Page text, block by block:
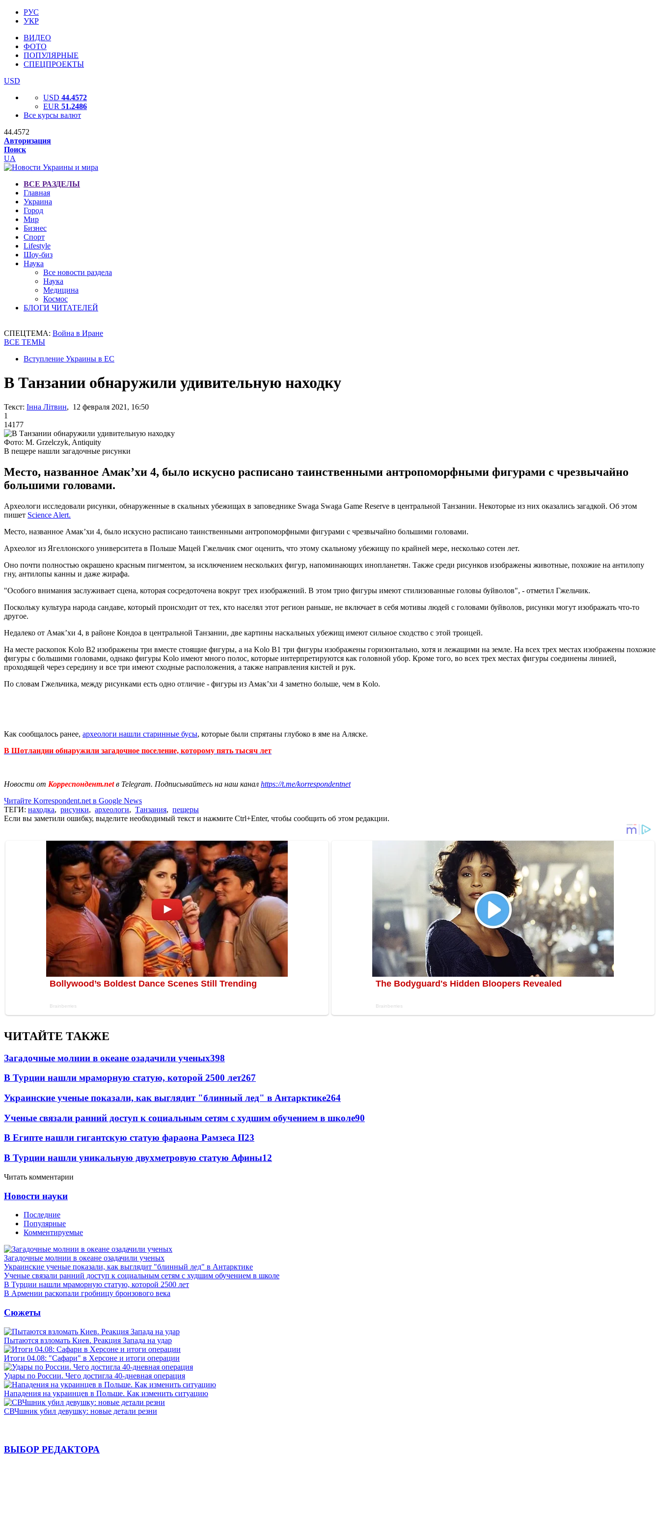
РУС
УКР
ВИДЕО
ФОТО
ПОПУЛЯРНЫЕ
СПЕЦПРОЕКТЫ
USD
USD 44.4572
EUR 51.2486
Все курсы валют
44.4572
Авторизация
Поиск
UA
ВСЕ РАЗДЕЛЫ
Главная
Украина
Город
Мир
Бизнес
Спорт
Lifestyle
Шоу-биз
Наука
Все новости раздела
Наука
Медицина
Космос
БЛОГИ ЧИТАТЕЛЕЙ
СПЕЦТЕМА: Война в Иране
ВСЕ ТЕМЫ
Вступление Украины в ЕС
В Танзании обнаружили удивительную находку
Текст: Інна Літвин, 12 февраля 2021, 16:50
1
14177
Фото: M. Grzelczyk, Antiquity
В пещере нашли загадочные рисунки
Место, названное Амакʼхи 4, было искусно расписано таинственными антропоморфными фигурами с чрезвычайно
большими головами.
Археологи исследовали рисунки, обнаруженные в скальных убежищах в заповеднике Swaga Swaga Game Reserve в центральной Танзании. Некоторые из них оказались загадкой. Об этом
пишет Science Alert.
Место, названное Амакʼхи 4, было искусно расписано таинственными антропоморфными фигурами с чрезвычайно большими головами.
Археолог из Ягеллонского университета в Польше Мацей Гжельчик смог оценить, что этому скальному убежищу по крайней мере, несколько сотен лет.
Оно почти полностью окрашено красным пигментом, за исключением нескольких фигур, напоминающих инопланетян. Также среди рисунков изображены животные, похожие на антилопу
гну, антилопы канны и даже жирафа.
"Особого внимания заслуживает сцена, которая сосредоточена вокруг трех изображений. В этом трио фигуры имеют стилизованные головы буйволов", - отметил Гжельчик.
Поскольку культура народа сандаве, который происходит от тех, кто населял этот регион раньше, не включает в себя мотивы людей с головами буйволов, рисунки могут изображать что-то
другое.
Недалеко от Амак’хи 4, в районе Кондоа в центральной Танзании, две картины наскальных убежищ имеют сильное сходство с этой троицей.
На месте раскопок Kolo B2 изображены три вместе стоящие фигуры, а на Kolo В1 три фигуры изображены горизонтально, хотя и лежащими на земле. На всех трех местах изображены похожие
фигуры с большими головами, однако фигуры Kolo имеют много полос, которые интерпретируются как головной убор. Кроме того, во всех трех местах фигуры соединены линией,
проходящей через середину и все три имеют сходные расположения, а также направления кистей и рук.
По словам Гжельчика, между рисунками есть одно отличие - фигуры из Амакʼхи 4 заметно больше, чем в Kolo.
Как сообщалось ранее, археологи нашли старинные бусы, которые были спрятаны глубоко в яме на Аляске.
В Шотландии обнаружили загадочное поселение, которому пять тысяч лет
Новости от Корреспондент.netв Telegram. Подписывайтесь на наш канал https://t.me/korrespondentnet
Читайте Korrespondent.net в Google News
ТЕГИ: находка, рисунки, археологи, Танзания, пещеры
Если вы заметили ошибку, выделите необходимый текст и нажмите Ctrl+Enter, чтобы сообщить об этом редакции.
ЧИТАЙТЕ ТАКЖЕ
Загадочные молнии в океане озадачили ученых398
В Турции нашли мраморную статую, которой 2500 лет267
Украинские ученые показали, как выглядит "блинный лед" в Антарктике264
Ученые связали ранний доступ к социальным сетям с худшим обучением в школе90
В Египте нашли гигантскую статую фараона Рамзеса II23
В Турции нашли уникальную двухметровую статую Афины12
Читать комментарии
Новости науки
Последние
Популярные
Комментируемые
Загадочные молнии в океане озадачили ученых
Украинские ученые показали, как выглядит "блинный лед" в Антарктике
Ученые связали ранний доступ к социальным сетям с худшим обучением в школе
В Турции нашли мраморную статую, которой 2500 лет
В Армении раскопали гробницу бронзового века
Сюжеты
Пытаются взломать Киев. Реакция Запада на удар
Итоги 04.08: "Сафари" в Херсоне и итоги операции
Удары по России. Чего достигла 40-дневная операция
Нападения на украинцев в Польше. Как изменить ситуацию
СВЧшник убил девушку: новые детали резни
ВЫБОР РЕДАКТОРА